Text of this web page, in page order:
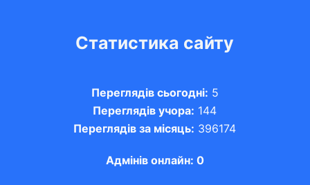
Статистика сайту
Переглядів сьогодні: 5
Переглядів учора: 144
Переглядів за місяць: 396174
Адмінів онлайн: 0